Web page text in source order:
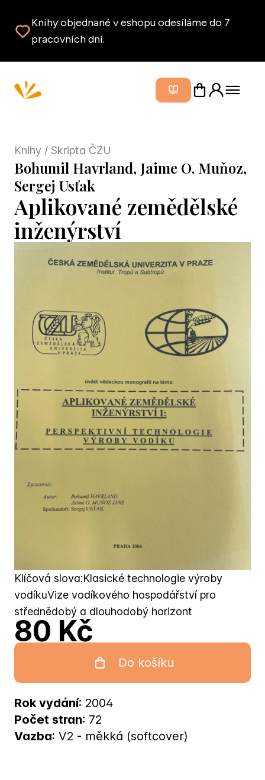
Knihy objednané v eshopu odesíláme do 7
pracovních dní.
Zavřít
Knihy / Skripta ČZU
Bohumil Havrland, Jaime O. Muňoz,
Sergej Usťak
Aplikované zemědělské
inženýrství
Klíčová slova:Klasické technologie výroby
vodíkuVize vodíkového hospodářství pro
střednědobý a dlouhodobý horizont
80 Kč
Do košíku
Rok vydání: 2004
Počet stran: 72
Vazba: V2 - měkká (softcover)